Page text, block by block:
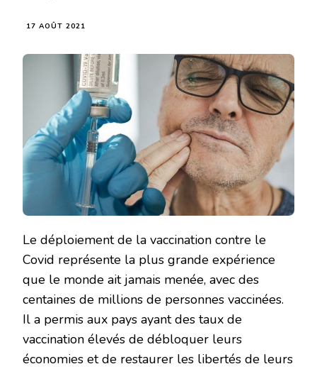
17 AOÛT 2021
Le déploiement de la vaccination contre le
Covid représente la plus grande expérience
que le monde ait jamais menée, avec des
centaines de millions de personnes vaccinées.
Il a permis aux pays ayant des taux de
vaccination élevés de débloquer leurs
économies et de restaurer les libertés de leurs